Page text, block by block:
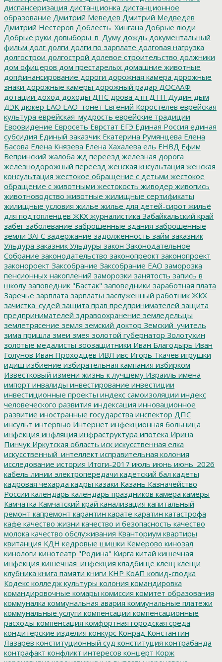
диспансеризация дистанционка дистанционное
образование Дмитрий Меведев Дмитрий Медведев
Дмитрий Нестеров Доблесть_Хингана Добрые люди
Добрые руки довыборы_в_Думу дождь документальный
фильм долг долги долги по зарплате долговая нагрузка
долгострои долгострой долевое строительство должники
дом офицеров дом престарелых домашние животные
допфинансирование дороги дорожная камера дорожные
знаки дорожные камеры дорожный радар ДОСААФ
дотации доход доходы ДПС дрова дтп ДТП Дудин дым
ДЭК дюкер ЕАО ЕАО_тонет Евгений Коростелев еврейская
культура еврейская_мудрость еврейские традиции
Евровидение Евросеть Еврстат ЕГЭ Единая Россия единая
субсидия Единый заказчик Екатерина Румянцева Елена
Басова Елена Князева Елена Хахалева ель ЕНВД Ефим
Вепринский жалоба жд переезд железная дорога
железнодорожный переезд женская кнсультация женская
консультация жестокое обращение с детьми жестокое
обращение с животными жестокость живодер живопись
животноводство животные жилищные сертификаты
жилищные условия жилье жилье для детей-сирот жильё
для подтопленцев ЖКХ журналистика Забайкальский край
забег заболевание заброшенные здания заброшенные
земли ЗАГС задержание задолженность займ заказник
Ульдура заказник Ульдуры закон Законодательное
Собрание законодательство законопреокт законопроект
законороект Заксобрание Заксобрание ЕАО заморозка
пенсионных накоплений заморозки занятость запись в
школу заповедник "Бастак" заповедники заработная плата
Заречье зарплата зарплаты заслуженный работник ЖКХ
зачистка_судей защита прав предпринимателей защита
предпринимателей здравоохранение земледельцы
землетрясение земля земский доктор Земский_учитель
зима пришла змеи змея золотой губернатор Золотухин
золотые медалисты зоозащитники Иван Благодырь Иван
Голунов Иван Проходцев ИВЛ ивс Игорь Ткачев игрушки
идиш избиение избирательная кампания избирком
Известковый измени жизнь к лучшему Израиль имена
импорт инвалиды инвестирование инвестиции
инвестиционные проекты индекс самоизоляции индекс
человеческого развития индексация инновационное
развитие иностранные государства инспектор ДПС
инсульт интервью Интернет инфекционная больница
инфекция инфляция инфраструктура ипотека Ирина
Пинчук Иркутская область иск искусственная елка
искусственный_интеллект исправительная колония
исследование история Итоги-2017 июль июнь июнь_2026
кабель линии электропередачи кадетский бал кадеты
кадровая чехарда кадры казаки Казань Казначейство
России календарь календарь праздников камера камеры
Камчатка Камчатский край канализация капитальный
ремонт капремонт карантин карате каратин катастрофа
кафе качество жизни качество и безопасность качество
молока качество обслуживания Кванториум квартиры
квитанция КДН кедровые шишки Кемерово кинозал
кинологи кинотеатр "Родина" Кирга китай кишечная
инфекция кишечная_инфекция кладбище клещ клещи
клубника книга памяти книги КНР КоАП ковид-сводка
Кодекс колледж культуры колония командировка
командировочные комары комиссия комитет образования
коммуналка коммунальная авария коммунальные платежи
коммунальные услуги компенсации компенсационные
расходы компенсация комфортная городская среда
кондитерские изделия конкурс Конрад Константин
Лазарев конституционный суд конституция контрабанда
контрафакт конфликт интересов концерт Корж